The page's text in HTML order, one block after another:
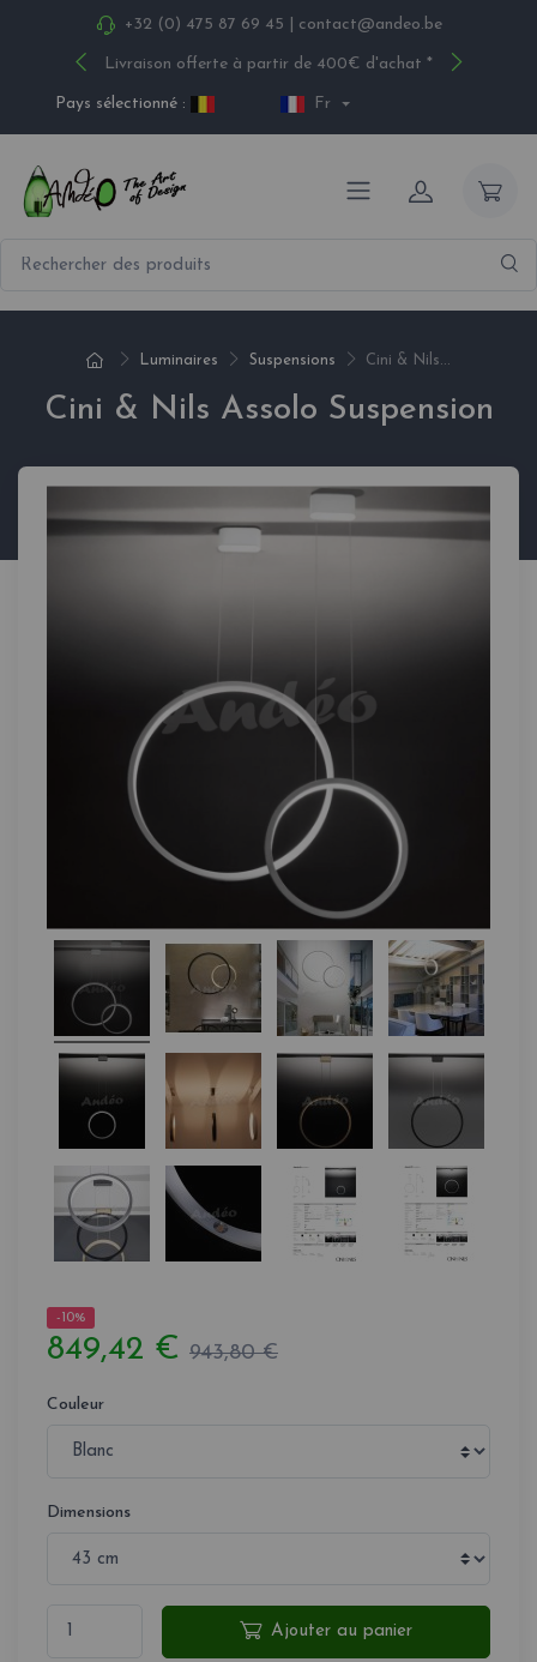
+32 (0) 475 87 69 45 contact@andeo.be
Livraison offerte à partir de 400€ d'achat *
Pays sélectionné : Fr
Luminaires Suspensions Cini & Nils...
Cini & Nils Assolo Suspension
-10%
849,42 € 943,80 €
Couleur
Dimensions
Ajouter au panier